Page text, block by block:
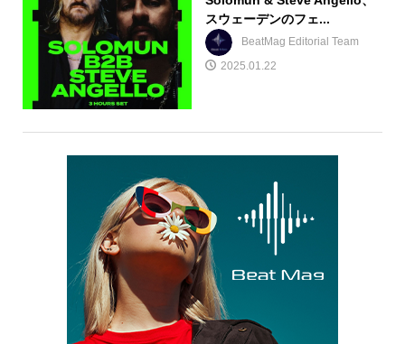
スウェーデンのフェ...
BeatMag Editorial Team
2025.01.22